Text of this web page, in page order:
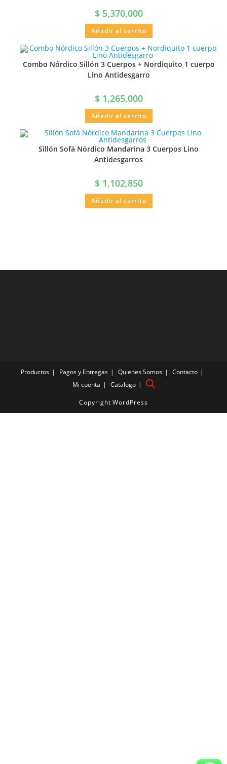
$5,370,000
Añadir al carrito
Combo Nórdico Sillón 3 Cuerpos + Nordiquito 1 cuerpo
Lino Antidesgarro
$1,265,000
Añadir al carrito
Sillón Sofá Nórdico Mandarina 3 Cuerpos Lino
Antidesgarros
$1,102,850
Añadir al carrito
Productos Pagos y Entregas Quienes Somos
Contacto
Mi cuenta
Catalogo
Copyright WordPress